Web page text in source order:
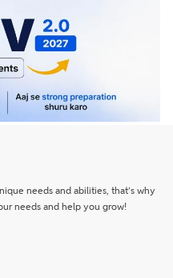
needs and abilities, that’s why
needs and help you grow!